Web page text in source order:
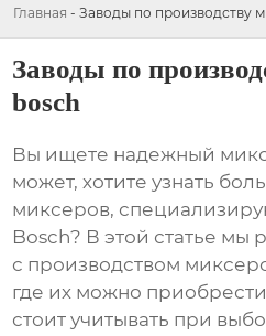
Главная - Заводы по производству
Заводы по
bosch
Вы ищете надежный
может, хотите узнать
миксеров,
Bosch? В этой статье мы
с производством
где их можно
стоит учитывать при